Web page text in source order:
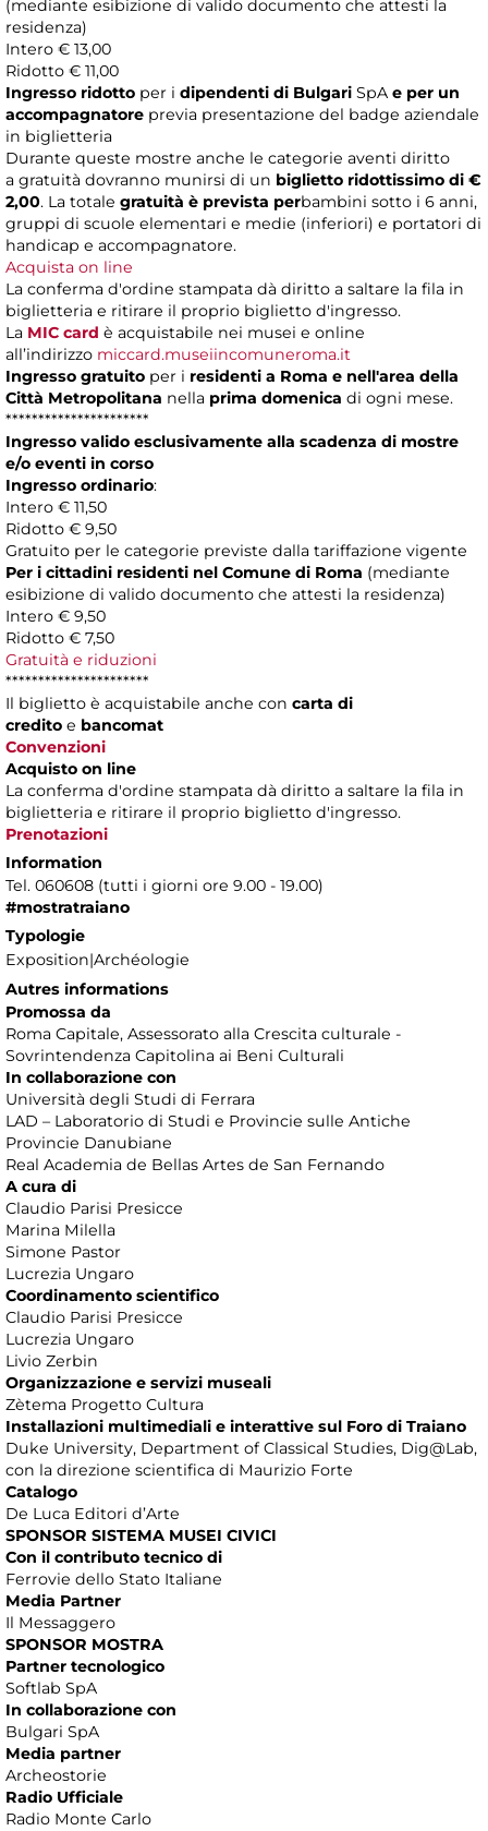
(mediante esibizione di valido documento che attesti la
residenza)
Intero € 13,00
Ridotto € 11,00
Ingresso ridotto per i dipendenti di Bulgari SpA e per un
accompagnatore previa presentazione del badge aziendale
in biglietteria
Durante queste mostre anche le categorie aventi diritto
a gratuità dovranno munirsi di un biglietto ridottissimo di €
2,00. La totale gratuità è prevista perbambini sotto i 6 anni,
gruppi di scuole elementari e medie (inferiori) e portatori di
handicap e accompagnatore.
Acquista on line
La conferma d'ordine stampata dà diritto a saltare la fila in
biglietteria e ritirare il proprio biglietto d'ingresso.
La MIC card è acquistabile nei musei e online
all’indirizzo miccard.museiincomuneroma.it
Ingresso gratuito per i residenti a Roma e nell'area della
Città Metropolitana nella prima domenica di ogni mese.
**********************
Ingresso valido esclusivamente alla scadenza di mostre
e/o eventi in corso
Ingresso ordinario:
Intero € 11,50
Ridotto € 9,50
Gratuito per le categorie previste dalla tariffazione vigente
Per i cittadini residenti nel Comune di Roma (mediante
esibizione di valido documento che attesti la residenza)
Intero € 9,50
Ridotto € 7,50
Gratuità e riduzioni
**********************
Il biglietto è acquistabile anche con carta di
credito e bancomat
Convenzioni
Acquisto on line
La conferma d'ordine stampata dà diritto a saltare la fila in
biglietteria e ritirare il proprio biglietto d'ingresso.
Prenotazioni
Information
Tel. 060608 (tutti i giorni ore 9.00 - 19.00)
#mostratraiano
Typologie
Exposition|Archéologie
Autres informations
Promossa da
Roma Capitale, Assessorato alla Crescita culturale -
Sovrintendenza Capitolina ai Beni Culturali
In collaborazione con
Università degli Studi di Ferrara
LAD – Laboratorio di Studi e Provincie sulle Antiche
Provincie Danubiane
Real Academia de Bellas Artes de San Fernando
A cura di
Claudio Parisi Presicce
Marina Milella
Simone Pastor
Lucrezia Ungaro
Coordinamento scientifico
Claudio Parisi Presicce
Lucrezia Ungaro
Livio Zerbin
Organizzazione e servizi museali
Zètema Progetto Cultura
Installazioni multimediali e interattive sul Foro di Traiano
Duke University, Department of Classical Studies, Dig@Lab,
con la direzione scientifica di Maurizio Forte
Catalogo
De Luca Editori d’Arte
SPONSOR SISTEMA MUSEI CIVICI
Con il contributo tecnico di
Ferrovie dello Stato Italiane
Media Partner
Il Messaggero
SPONSOR MOSTRA
Partner tecnologico
Softlab SpA
In collaborazione con
Bulgari SpA
Media partner
Archeostorie
Radio Ufficiale
Radio Monte Carlo